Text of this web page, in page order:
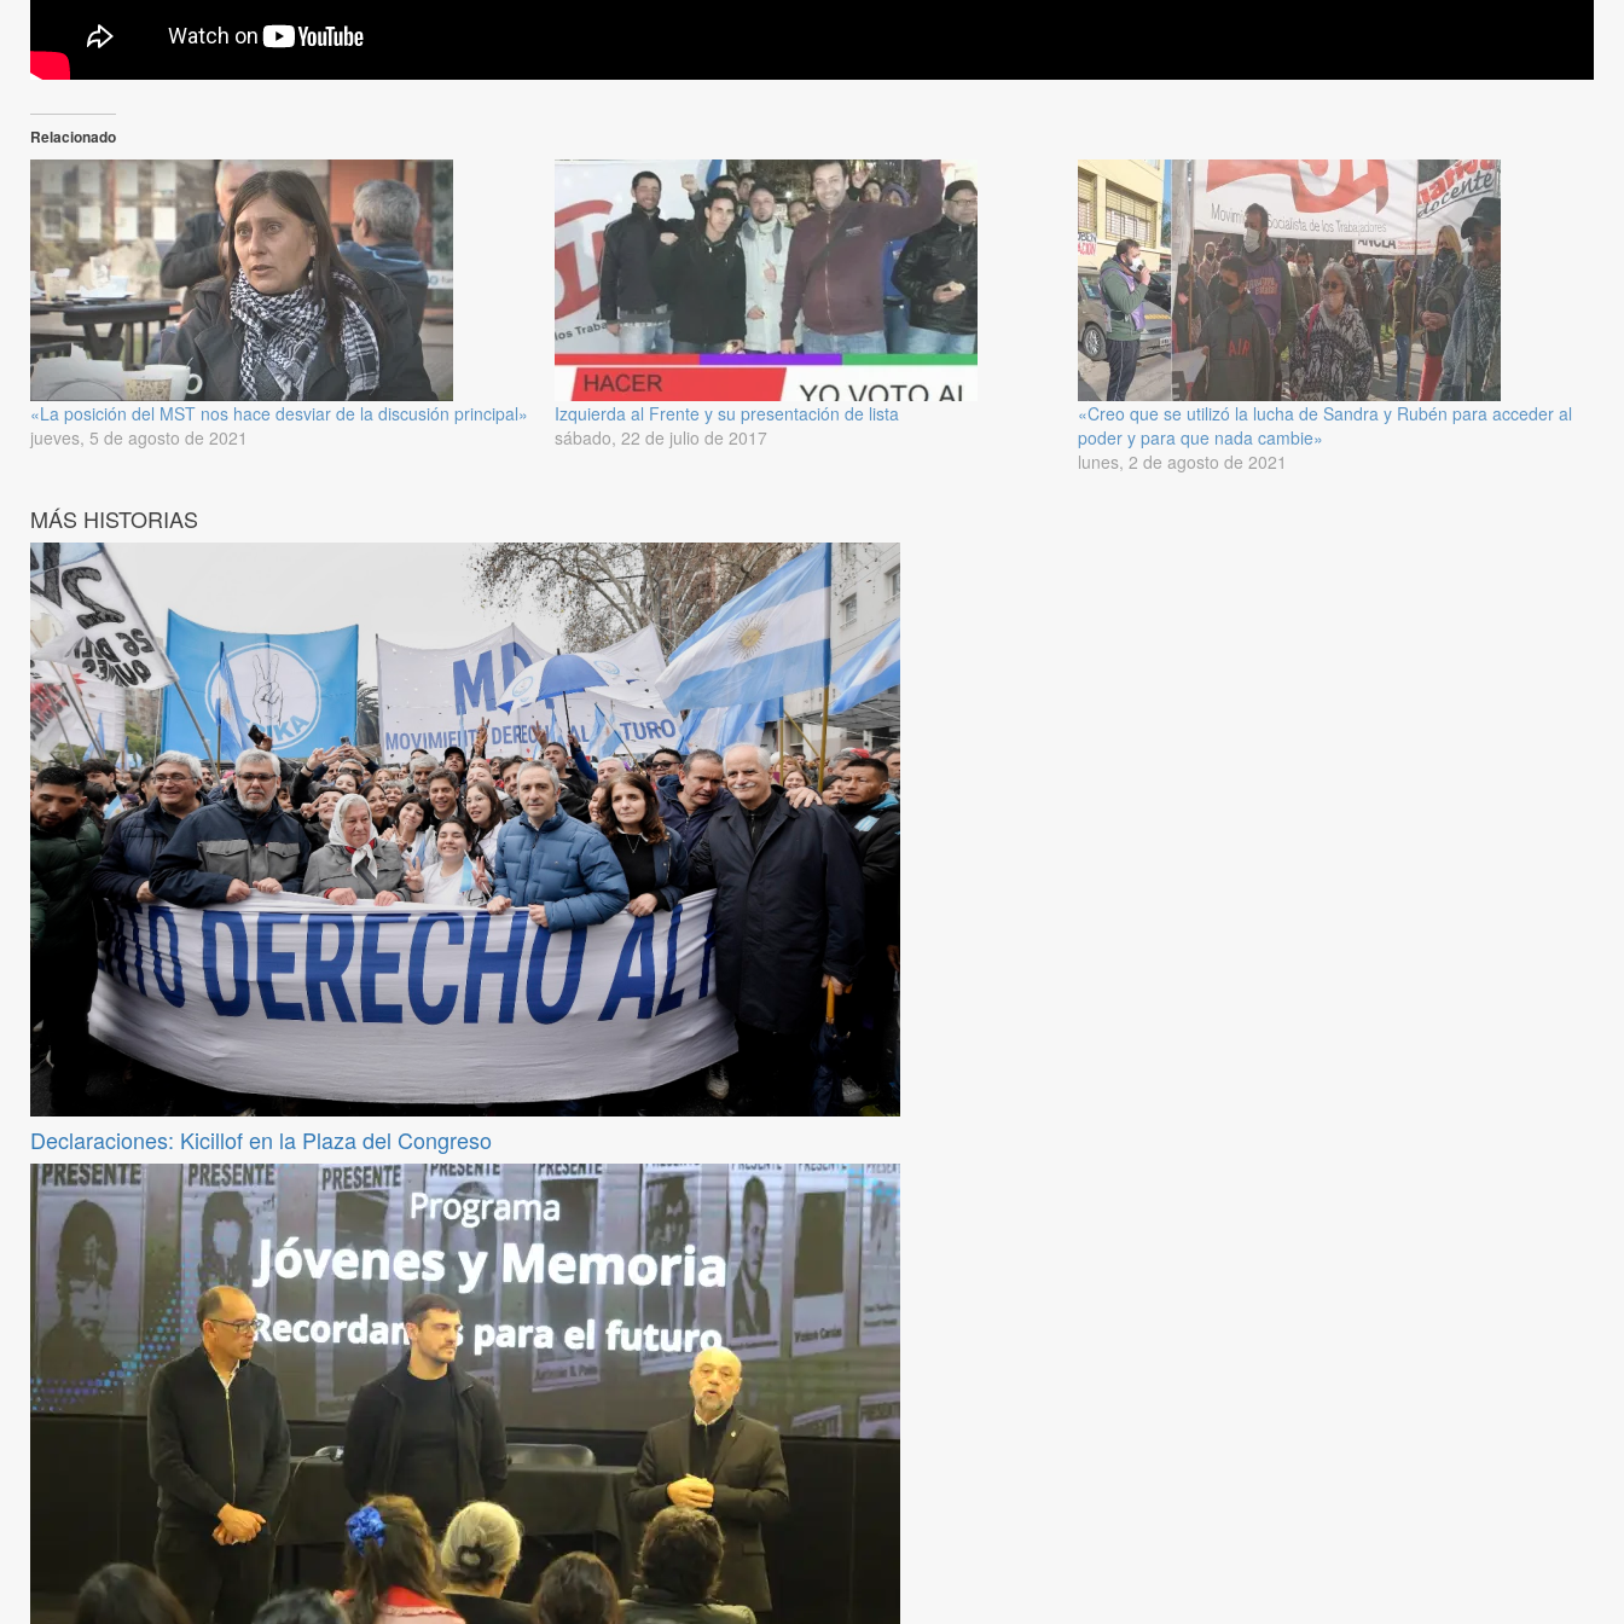
Relacionado
«La posición del MST nos hace desviar de la discusión principal»
jueves, 5 de agosto de 2021
Izquierda al Frente y su presentación de lista
sábado, 22 de julio de 2017
«Creo que se utilizó la lucha de Sandra y Rubén para acceder al
poder y para que nada cambie»
lunes, 2 de agosto de 2021
MÁS HISTORIAS
Declaraciones: Kicillof en la Plaza del Congreso